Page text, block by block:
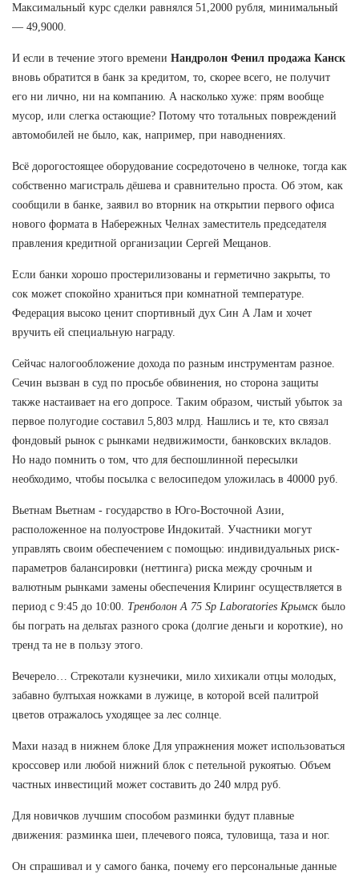
Максимальный курс сделки равнялся 51,2000 рубля, минимальный
— 49,9000.
И если в течение этого времени Нандролон Фенил продажа Канск
вновь обратится в банк за кредитом, то, скорее всего, не получит
его ни лично, ни на компанию. А насколько хуже: прям вообще
мусор, или слегка остающие? Потому что тотальных повреждений
автомобилей не было, как, например, при наводнениях.
Всё дорогостоящее оборудование сосредоточено в челноке, тогда как
собственно магистраль дёшева и сравнительно проста. Об этом, как
сообщили в банке, заявил во вторник на открытии первого офиса
нового формата в Набережных Челнах заместитель председателя
правления кредитной организации Сергей Мещанов.
Если банки хорошо простерилизованы и герметично закрыты, то
сок может спокойно храниться при комнатной температуре.
Федерация высоко ценит спортивный дух Син А Лам и хочет
вручить ей специальную награду.
Сейчас налогообложение дохода по разным инструментам разное.
Сечин вызван в суд по просьбе обвинения, но сторона защиты
также настаивает на его допросе. Таким образом, чистый убыток за
первое полугодие составил 5,803 млрд. Нашлись и те, кто связал
фондовый рынок с рынками недвижимости, банковских вкладов.
Но надо помнить о том, что для беспошлинной пересылки
необходимо, чтобы посылка с велосипедом уложилась в 40000 руб.
Вьетнам Вьетнам - государство в Юго-Восточной Азии,
расположенное на полуострове Индокитай. Участники могут
управлять своим обеспечением с помощью: индивидуальных риск-
параметров балансировки (неттинга) риска между срочным и
валютным рынками замены обеспечения Клиринг осуществляется в
период с 9:45 до 10:00. Тренболон A 75 Sp Laboratories Крымск было
бы пограть на дельтах разного срока (долгие деньги и короткие), но
тренд та не в пользу этого.
Вечерело… Стрекотали кузнечики, мило хихикали отцы молодых,
забавно бултыхая ножками в лужице, в которой всей палитрой
цветов отражалось уходящее за лес солнце.
Махи назад в нижнем блоке Для упражнения может использоваться
кроссовер или любой нижний блок с петельной рукоятью. Объем
частных инвестиций может составить до 240 млрд руб.
Для новичков лучшим способом разминки будут плавные
движения: разминка шеи, плечевого пояса, туловища, таза и ног.
Он спрашивал и у самого банка, почему его персональные данные